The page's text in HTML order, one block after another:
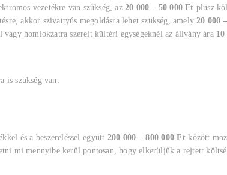
vezetékre van szükség, az20 000 – 50 000 Ft plusz
akkor szivattyús megoldásra lehet szükség, amely20 000
vagy homlokzatra szerelt kültéri egységeknél az állvány ára
is szükség van:
és a beszereléssel együtt 200 000 – 800 000 Ftközött
mi mennyibe kerül pontosan, hogy elkerüljük a rejtett